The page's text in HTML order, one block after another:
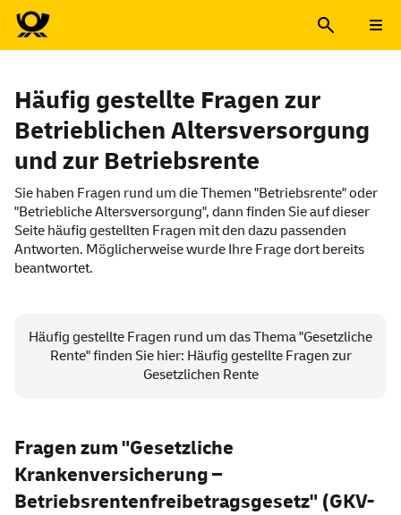
Häufig gestellte Fragen zur
Betrieblichen Altersversorgung
und zur Betriebsrente
Sie haben Fragen rund um die Themen "Betriebsrente" oder
"Betriebliche Altersversorgung", dann finden Sie auf dieser
Seite häufig gestellten Fragen mit den dazu passenden
Antworten. Möglicherweise wurde Ihre Frage dort bereits
beantwortet.
Häufig gestellte Fragen rund um das Thema "Gesetzliche
Rente" finden Sie hier: Häufig gestellte Fragen zur
Gesetzlichen Rente
Fragen zum "Gesetzliche
Krankenversicherung –
Betriebsrentenfreibetragsgesetz" (GKV-